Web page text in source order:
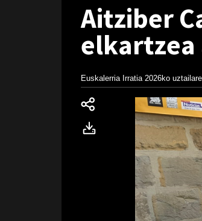
Aitziber
Euskalerria Irratia 2026ko